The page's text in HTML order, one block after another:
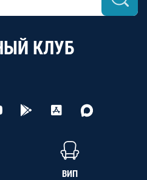
КЛУБ
ВИП